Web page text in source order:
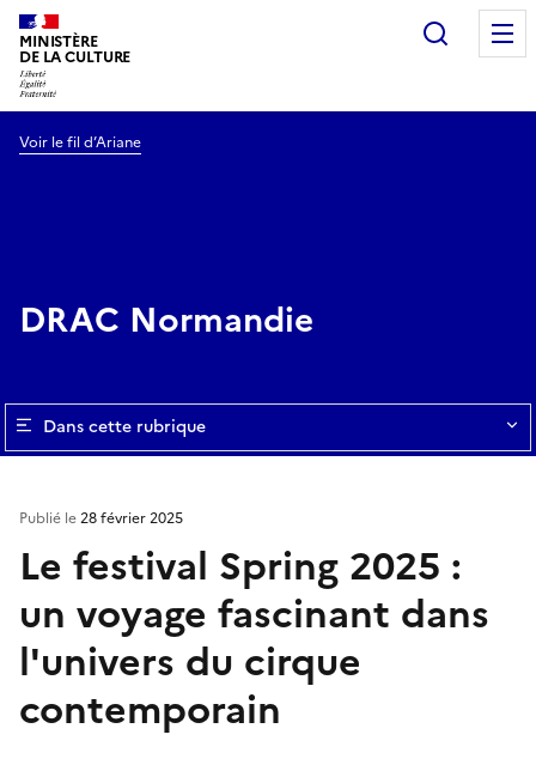
MINISTÈRE
DE LA CULTURE
Voir le fil d’Ariane
DRAC Normandie
Dans cette rubrique
Le festival Spring 2025 :
un voyage fascinant dans
l'univers du cirque
contemporain
Publié le28 février 2025